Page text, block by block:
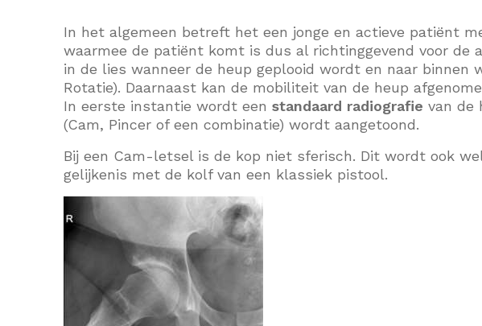
In het algemeen betreft het een jonge en actieve patiënt
waarmee de patiënt komt is dus al richtinggevend voor de
in de lies wanneer de heup geplooid wordt en naar binnen
Rotatie). Daarnaast kan de mobiliteit van de heup
In eerste instantie wordt een standaard radiografie van de
(Cam, Pincer of een combinatie) wordt aangetoond.
Bij een Cam-letsel is de kop niet sferisch. Dit wordt ook
gelijkenis met de kolf van een klassiek pistool.